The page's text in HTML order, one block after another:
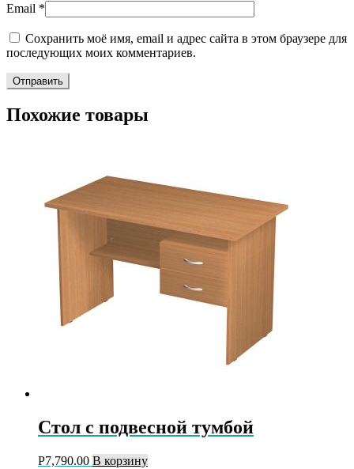
Email *
Сохранить моё имя, email и адрес сайта в этом браузере для
последующих моих комментариев.
Похожие товары
Стол с подвесной тумбой
Р7,790.00 В корзину